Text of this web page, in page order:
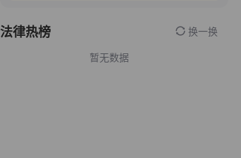
法律热榜 换一换
暂无数据